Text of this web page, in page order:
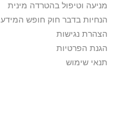
מניעה וטיפול בהטרדה מינית
הנחיות בדבר חוק חופש המידע
הצהרת נגישות
הגנת הפרטיות
תנאי שימוש